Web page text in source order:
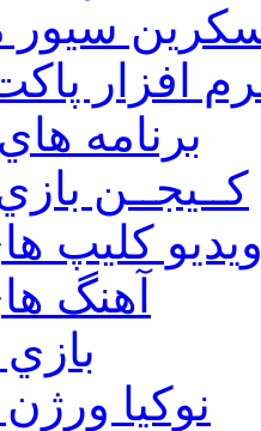
افزار
برنامه
كــيجــن
كليپ
آهنگ
نوكيا ورژن 6 و 7 و 8